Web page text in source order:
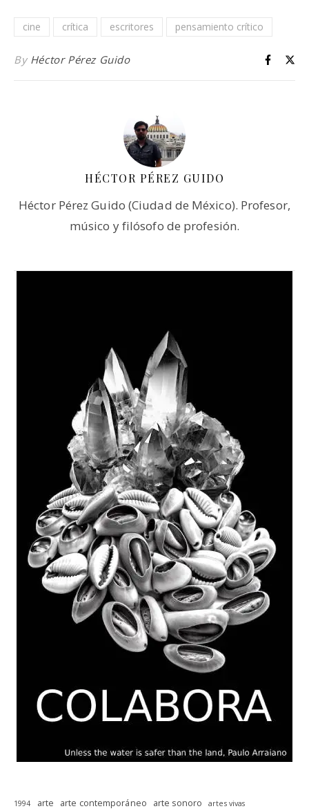
cine crítica escritores pensamiento crítico
By Héctor Pérez Guido
HÉCTOR PÉREZ GUIDO
Héctor Pérez Guido (Ciudad de México). Profesor,
músico y filósofo de profesión.
1994 arte arte contemporáneo arte sonoro artes vivas